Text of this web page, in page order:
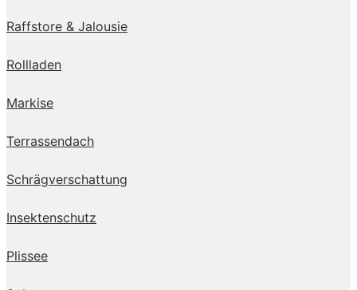
Raffstore & Jalousie
Rollladen
Markise
Terrassendach
Schrägverschattung
Insektenschutz
Plissee